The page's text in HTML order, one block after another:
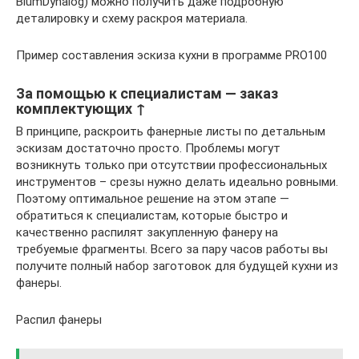
деталировку и схему раскроя материала.
Пример составления эскиза кухни в программе PRO100
За помощью к специалистам — заказ
комплектующих ↑
В принципе, раскроить фанерные листы по детальным
эскизам достаточно просто. Проблемы могут
возникнуть только при отсутствии профессиональных
инструментов – срезы нужно делать идеально ровными.
Поэтому оптимальное решение на этом этапе —
обратиться к специалистам, которые быстро и
качественно распилят закупленную фанеру на
требуемые фрагменты. Всего за пару часов работы вы
получите полный набор заготовок для будущей кухни из
фанеры.
Распил фанеры